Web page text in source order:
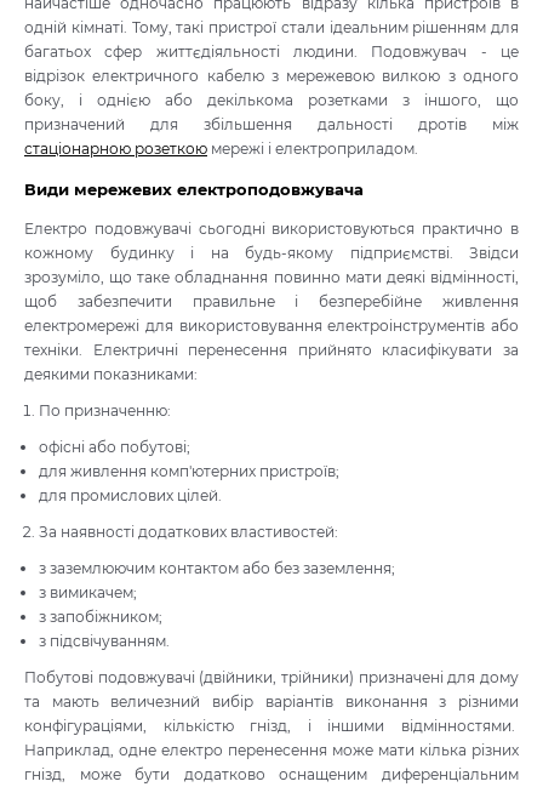
одній кімнаті. Тому, такі пристрої стали ідеальним рішенням для
багатьох сфер життєдіяльності людини. Подовжувач - це
відрізок електричного кабелю з мережевою вилкою з одного
боку, і однією або декількома розетками з іншого, що
призначений для збільшення дальності дротів між
стаціонарною розеткою мережі і електроприладом.
Види мережевих електроподовжувача
Електро подовжувачі сьогодні використовуються практично в
кожному будинку і на будь-якому підприємстві. Звідси
зрозуміло, що таке обладнання повинно мати деякі відмінності,
щоб забезпечити правильне і безперебійне живлення
електромережі для використовування електроінструментів або
техніки. Електричні перенесення прийнято класифікувати за
деякими показниками:
По призначенню:
офісні або побутові;
для живлення комп'ютерних пристроїв;
для промислових цілей.
За наявності додаткових властивостей:
з заземлюючим контактом або без заземлення;
з вимикачем;
з запобіжником;
з підсвічуванням.
Побутові подовжувачі (двійники, трійники) призначені для дому
та мають величезний вибір варіантів виконання з різними
конфігураціями, кількістю гнізд, і іншими відмінностями.
Наприклад, одне електро перенесення може мати кілька різних
гнізд, може бути додатково оснащеним диференціальним